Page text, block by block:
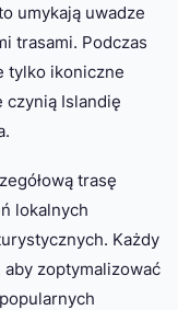
umykają uwadze
trasami. Podczas
tylko ikoniczne
czynią Islandię
trasę
lokalnych
Każdy
aby zoptymalizować